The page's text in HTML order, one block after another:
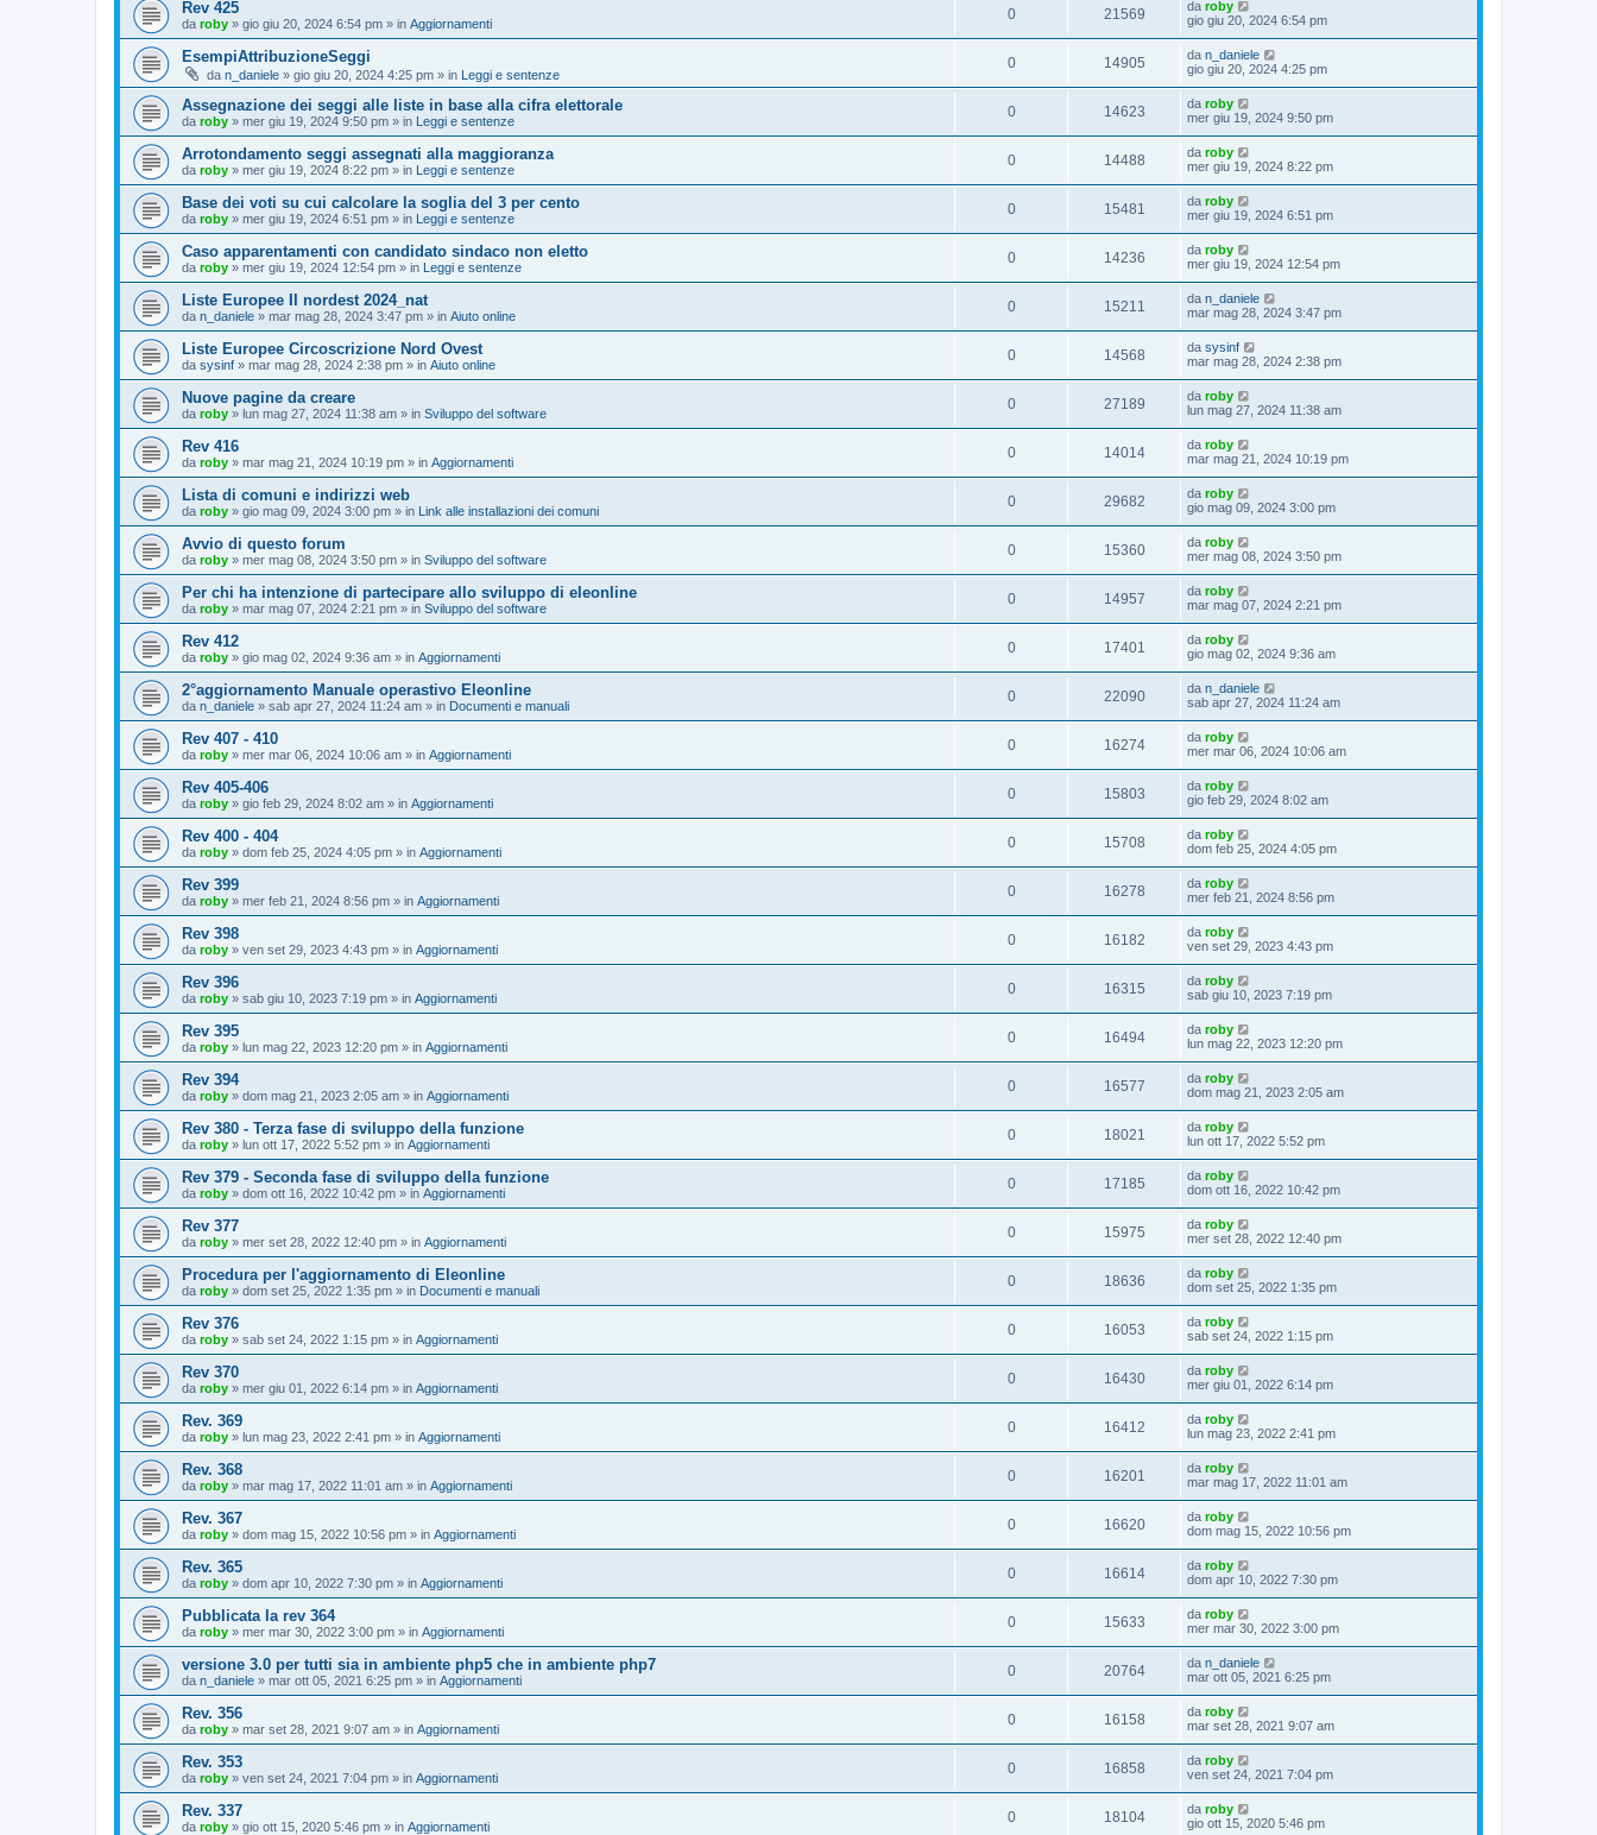
Rev 425
da roby » gio giu 20, 2024 6:54 pm » in Aggiornamenti
0 21569 da roby
gio giu 20, 2024 6:54 pm
EsempiAttribuzioneSeggi
da n_daniele » gio giu 20, 2024 4:25 pm » in Leggi e sentenze
0 14905 da n_daniele
gio giu 20, 2024 4:25 pm
Assegnazione dei seggi alle liste in base alla cifra elettorale
da roby » mer giu 19, 2024 9:50 pm » in Leggi e sentenze
0 14623 da roby
mer giu 19, 2024 9:50 pm
Arrotondamento seggi assegnati alla maggioranza
da roby » mer giu 19, 2024 8:22 pm » in Leggi e sentenze
0 14488 da roby
mer giu 19, 2024 8:22 pm
Base dei voti su cui calcolare la soglia del 3 per cento
da roby » mer giu 19, 2024 6:51 pm » in Leggi e sentenze
0 15481 da roby
mer giu 19, 2024 6:51 pm
Caso apparentamenti con candidato sindaco non eletto
da roby » mer giu 19, 2024 12:54 pm » in Leggi e sentenze
0 14236 da roby
mer giu 19, 2024 12:54 pm
Liste Europee II nordest 2024_nat
da n_daniele » mar mag 28, 2024 3:47 pm » in Aiuto online
0 15211 da n_daniele
mar mag 28, 2024 3:47 pm
Liste Europee Circoscrizione Nord Ovest
da sysinf » mar mag 28, 2024 2:38 pm » in Aiuto online
0 14568 da sysinf
mar mag 28, 2024 2:38 pm
Nuove pagine da creare
da roby » lun mag 27, 2024 11:38 am » in Sviluppo del software
0 27189 da roby
lun mag 27, 2024 11:38 am
Rev 416
da roby » mar mag 21, 2024 10:19 pm » in Aggiornamenti
0 14014 da roby
mar mag 21, 2024 10:19 pm
Lista di comuni e indirizzi web
da roby » gio mag 09, 2024 3:00 pm » in Link alle installazioni dei comuni
0 29682 da roby
gio mag 09, 2024 3:00 pm
Avvio di questo forum
da roby » mer mag 08, 2024 3:50 pm » in Sviluppo del software
0 15360 da roby
mer mag 08, 2024 3:50 pm
Per chi ha intenzione di partecipare allo sviluppo di eleonline
da roby » mar mag 07, 2024 2:21 pm » in Sviluppo del software
0 14957 da roby
mar mag 07, 2024 2:21 pm
Rev 412
da roby » gio mag 02, 2024 9:36 am » in Aggiornamenti
0 17401 da roby
gio mag 02, 2024 9:36 am
2°aggiornamento Manuale operastivo Eleonline
da n_daniele » sab apr 27, 2024 11:24 am » in Documenti e manuali
0 22090 da n_daniele
sab apr 27, 2024 11:24 am
Rev 407 - 410
da roby » mer mar 06, 2024 10:06 am » in Aggiornamenti
0 16274 da roby
mer mar 06, 2024 10:06 am
Rev 405-406
da roby » gio feb 29, 2024 8:02 am » in Aggiornamenti
0 15803 da roby
gio feb 29, 2024 8:02 am
Rev 400 - 404
da roby » dom feb 25, 2024 4:05 pm » in Aggiornamenti
0 15708 da roby
dom feb 25, 2024 4:05 pm
Rev 399
da roby » mer feb 21, 2024 8:56 pm » in Aggiornamenti
0 16278 da roby
mer feb 21, 2024 8:56 pm
Rev 398
da roby » ven set 29, 2023 4:43 pm » in Aggiornamenti
0 16182 da roby
ven set 29, 2023 4:43 pm
Rev 396
da roby » sab giu 10, 2023 7:19 pm » in Aggiornamenti
0 16315 da roby
sab giu 10, 2023 7:19 pm
Rev 395
da roby » lun mag 22, 2023 12:20 pm » in Aggiornamenti
0 16494 da roby
lun mag 22, 2023 12:20 pm
Rev 394
da roby » dom mag 21, 2023 2:05 am » in Aggiornamenti
0 16577 da roby
dom mag 21, 2023 2:05 am
Rev 380 - Terza fase di sviluppo della funzione
da roby » lun ott 17, 2022 5:52 pm » in Aggiornamenti
0 18021 da roby
lun ott 17, 2022 5:52 pm
Rev 379 - Seconda fase di sviluppo della funzione
da roby » dom ott 16, 2022 10:42 pm » in Aggiornamenti
0 17185 da roby
dom ott 16, 2022 10:42 pm
Rev 377
da roby » mer set 28, 2022 12:40 pm » in Aggiornamenti
0 15975 da roby
mer set 28, 2022 12:40 pm
Procedura per l'aggiornamento di Eleonline
da roby » dom set 25, 2022 1:35 pm » in Documenti e manuali
0 18636 da roby
dom set 25, 2022 1:35 pm
Rev 376
da roby » sab set 24, 2022 1:15 pm » in Aggiornamenti
0 16053 da roby
sab set 24, 2022 1:15 pm
Rev 370
da roby » mer giu 01, 2022 6:14 pm » in Aggiornamenti
0 16430 da roby
mer giu 01, 2022 6:14 pm
Rev. 369
da roby » lun mag 23, 2022 2:41 pm » in Aggiornamenti
0 16412 da roby
lun mag 23, 2022 2:41 pm
Rev. 368
da roby » mar mag 17, 2022 11:01 am » in Aggiornamenti
0 16201 da roby
mar mag 17, 2022 11:01 am
Rev. 367
da roby » dom mag 15, 2022 10:56 pm » in Aggiornamenti
0 16620 da roby
dom mag 15, 2022 10:56 pm
Rev. 365
da roby » dom apr 10, 2022 7:30 pm » in Aggiornamenti
0 16614 da roby
dom apr 10, 2022 7:30 pm
Pubblicata la rev 364
da roby » mer mar 30, 2022 3:00 pm » in Aggiornamenti
0 15633 da roby
mer mar 30, 2022 3:00 pm
versione 3.0 per tutti sia in ambiente php5 che in ambiente php7
da n_daniele » mar ott 05, 2021 6:25 pm » in Aggiornamenti
0 20764 da n_daniele
mar ott 05, 2021 6:25 pm
Rev. 356
da roby » mar set 28, 2021 9:07 am » in Aggiornamenti
0 16158 da roby
mar set 28, 2021 9:07 am
Rev. 353
da roby » ven set 24, 2021 7:04 pm » in Aggiornamenti
0 16858 da roby
ven set 24, 2021 7:04 pm
Rev. 337
da roby » gio ott 15, 2020 5:46 pm » in Aggiornamenti
0 18104 da roby
gio ott 15, 2020 5:46 pm